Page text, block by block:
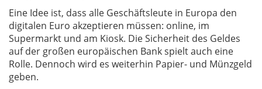
Eine Idee ist, dass alle Geschäftsleute in Europa den
digitalen Euro akzeptieren müssen: online, im
Supermarkt und am Kiosk. Die Sicherheit des Geldes
auf der großen europäischen Bank spielt auch eine
Rolle. Dennoch wird es weiterhin Papier- und Münzgeld
geben.